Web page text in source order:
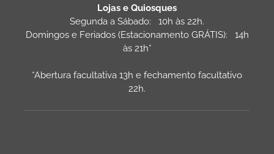
Lojas e Quiosques
Segunda a Sábado: 10h às 22h.
Domingos e Feriados (Estacionamento GRÁTIS): 14h
às 21h*
*Abertura facultativa 13h e fechamento facultativo
22h.